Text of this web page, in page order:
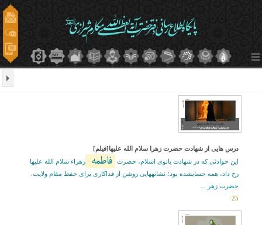
درس هایی از شهادت حضرت زهرا سلام الله علیها[فیلم]
این حوادثی که در شهادت بانوی اسلام، حضرت
فاطمه
زهراء سلام الله علیها
رخ داد، همه حسابشده بود؛ نشانههایی روشن از فداکاری برای حفظ مقام ولایت.
حضرت زهر ...
25